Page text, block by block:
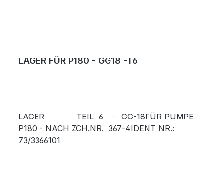
LAGER FÜR P180 - GG18 -T6
LAGER TEIL 6 - GG-18FÜR PUMPE
P180 - NACH ZCH.NR. 367-4IDENT NR.:
73/3366101